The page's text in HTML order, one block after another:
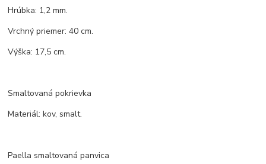
Hrúbka: 1,2 mm.
Vrchný priemer: 40 cm.
Výška: 17,5 cm.
Smaltovaná pokrievka
Materiál: kov, smalt.
Paella smaltovaná panvica